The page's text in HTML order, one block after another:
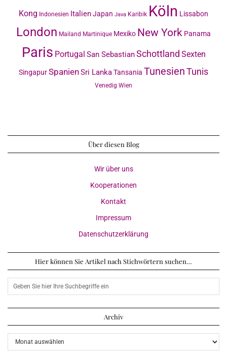
Kong Indonesien ItalienJapan Java Karibik Köln Lissabon
London Mailand Martinique Mexiko New York Panama
Paris Portugal San SebastianSchottland Sexten
SingapurSpanienSri LankaTansania TunesienTunis
Venedig Wien
Über diesen Blog
Wir über uns
Kooperationen
Kontakt
Impressum
Datenschutzerklärung
Hier können Sie Artikel nach Stichwörtern suchen…
Archiv
Archiv